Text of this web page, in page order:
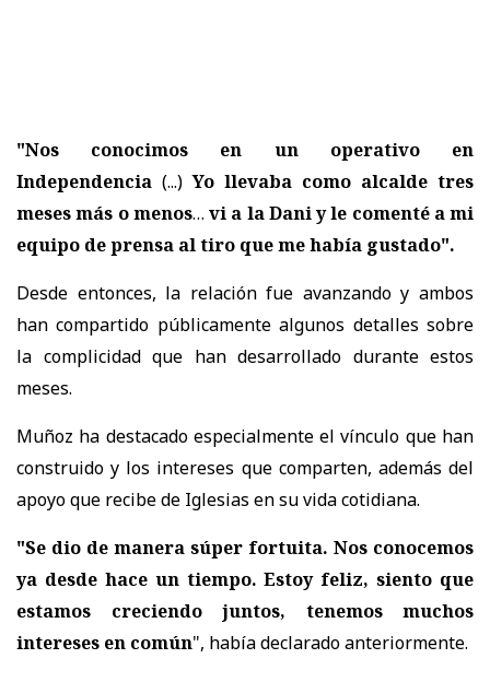
"Nos conocimos en un operativo en
Independencia (...)Yo llevaba como alcalde tres
meses más o menos… vi a la Dani y le comenté a mi
equipo de prensa al tiro que me había gustado".
Desde entonces, la relación fue avanzando y ambos
han compartido públicamente algunos detalles sobre
la complicidad que han desarrollado durante estos
meses.
Muñoz ha destacado especialmente el vínculo que han
construido y los intereses que comparten, además del
apoyo que recibe de Iglesias en su vida cotidiana.
"Se dio de manera súper fortuita. Nos conocemos
ya desde hace un tiempo. Estoy feliz, siento que
estamos creciendo juntos, tenemos muchos
intereses en común", había declarado anteriormente.